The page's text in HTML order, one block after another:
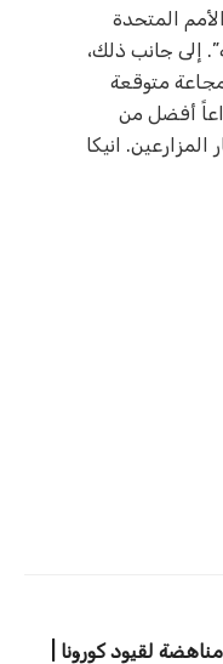
المتحدة
إلى جانب ذلك،
متوقعة
أفضل من
انيكا
لقيود كورونا |